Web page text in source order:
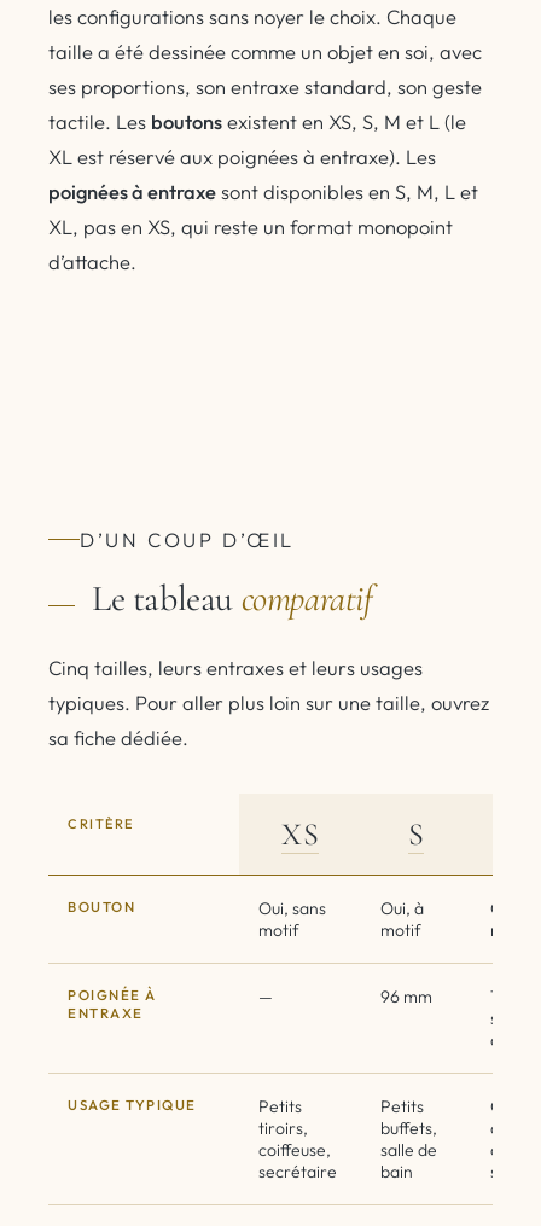
les configurations sans noyer le choix. Chaque
taille a été dessinée comme un objet en soi, avec
ses proportions, son entraxe standard, son geste
tactile. Les boutonsexistent en XS, S, M et L (le
XL est réservé aux poignées à entraxe). Les
poignées à entraxesont disponibles en S, M, L et
XL, pas en XS, qui reste un format monopoint
d’attache.
D’UN COUP D’ŒIL
Le tableaucomparatif
Cinq tailles, leurs entraxes et leurs usages
typiques. Pour aller plus loin sur une taille, ouvrez
sa fiche dédiée.
CRITÈRE XS S
BOUTON
Oui, sans
motif
Oui, à
motif
Oui,
POIGNÉE À
ENTRAXE
— 96 mm
128
sur
USAGE TYPIQUE
Petits
tiroirs,
coiffeuse,
secrétaire
Petits
buffets,
salle de
bain